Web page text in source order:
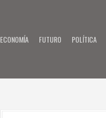
ECONOMÍA FUTURO POLÍTICA